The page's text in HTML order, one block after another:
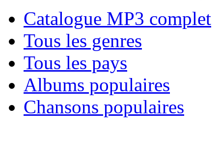
Catalogue MP3 complet
Tous les genres
Tous les pays
Albums populaires
Chansons populaires